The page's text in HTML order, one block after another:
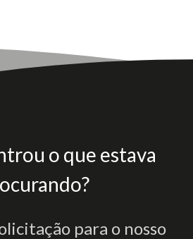
o que estava
para o nosso